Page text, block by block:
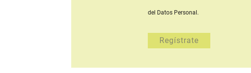
del Datos Personal.